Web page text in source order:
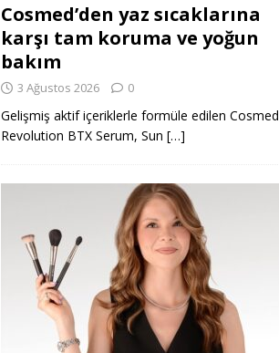
Cosmed’den yaz sıcaklarına
karşı tam koruma ve yoğun
bakım
3 Ağustos 2026 0
Gelişmiş aktif içeriklerle formüle edilen Cosmed
Revolution BTX Serum, Sun […]